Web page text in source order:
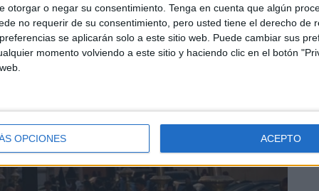
otorgar o negar su consentimiento. Tenga en cuenta que algún
no requerir de su consentimiento, pero usted tiene el derecho de
se aplicarán solo a este sitio web. Puede cambiar sus
momento volviendo a este sitio y haciendo clic en el botón
OPCIONES ACEPTO